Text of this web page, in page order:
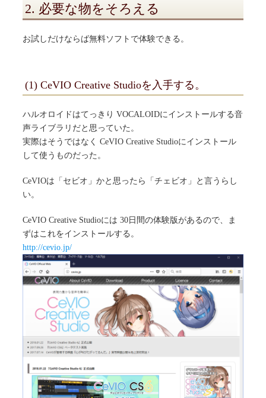
2. 必要な物をそろえる
お試しだけならば無料ソフトで体験できる。
(1) CeVIO Creative Studioを入手する。
ハルオロイドはてっきり VOCALOIDにインストールする音
声ライブラリだと思っていた。
実際はそうではなく CeVIO Creative Studioにインストール
して使うものだった。
CeVIOは「セビオ」かと思ったら「チェビオ」と言うらし
い。
CeVIO Creative Studioには 30日間の体験版があるので、ま
ずはこれをインストールする。
http://cevio.jp/